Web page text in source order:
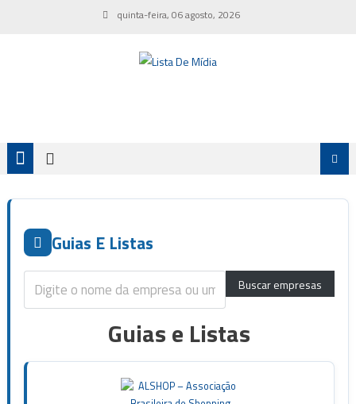
quinta-feira, 06 agosto, 2026
Guias E Listas
Guias e Listas